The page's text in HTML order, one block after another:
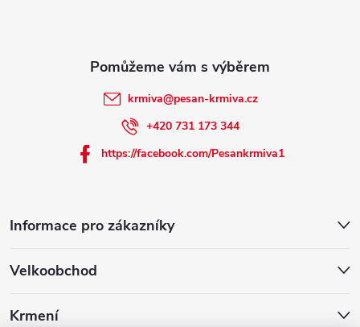
Informace pro zákazníky
Velkoobchod
Krmení
krmiva@pesan-krmiva.cz
+420 731 173 344
https://facebook.com/Pesankrmiva1